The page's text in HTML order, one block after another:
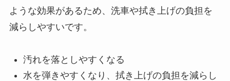
ような効果があるため、洗車や拭き上げの負担を
減らしやすいです。
汚れを落としやすくなる
水を弾きやすくなり、拭き上げの負担を減らし